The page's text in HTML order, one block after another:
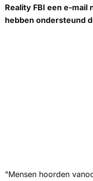
Reality FBI een e-mail
hebben ondersteund
"Mensen hoorden